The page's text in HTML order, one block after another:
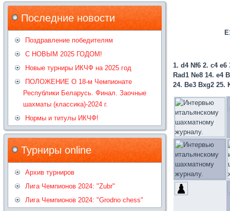
Последние новости
Поздравление победителям
С НОВЫМ 2025 ГОДОМ!
Новые турниры ИКЧФ на 2025 год
ПОЛОЖЕНИЕ О 18-м Чемпионате
Республики Беларусь. Финал. Заочные
шахматы (классика)-2024 г.
Нормы и титулы ИКЧФ!
Турниры online
Архив турниров
Лига Чемпионов 2024: "Zubr"
Лига Чемпионов 2024: "Grodno chess"
1. d4 Nf6 2. c4 e6
Rad1 Ne8 14. e4
24. Be3 Bxg2 25.